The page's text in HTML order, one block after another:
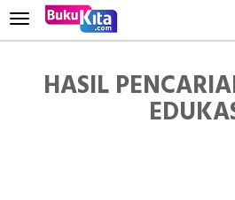
HASIL